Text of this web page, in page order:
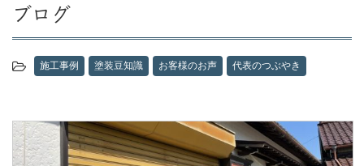
ブログ
施工事例 塗装豆知識 お客様のお声 代表のつぶやき